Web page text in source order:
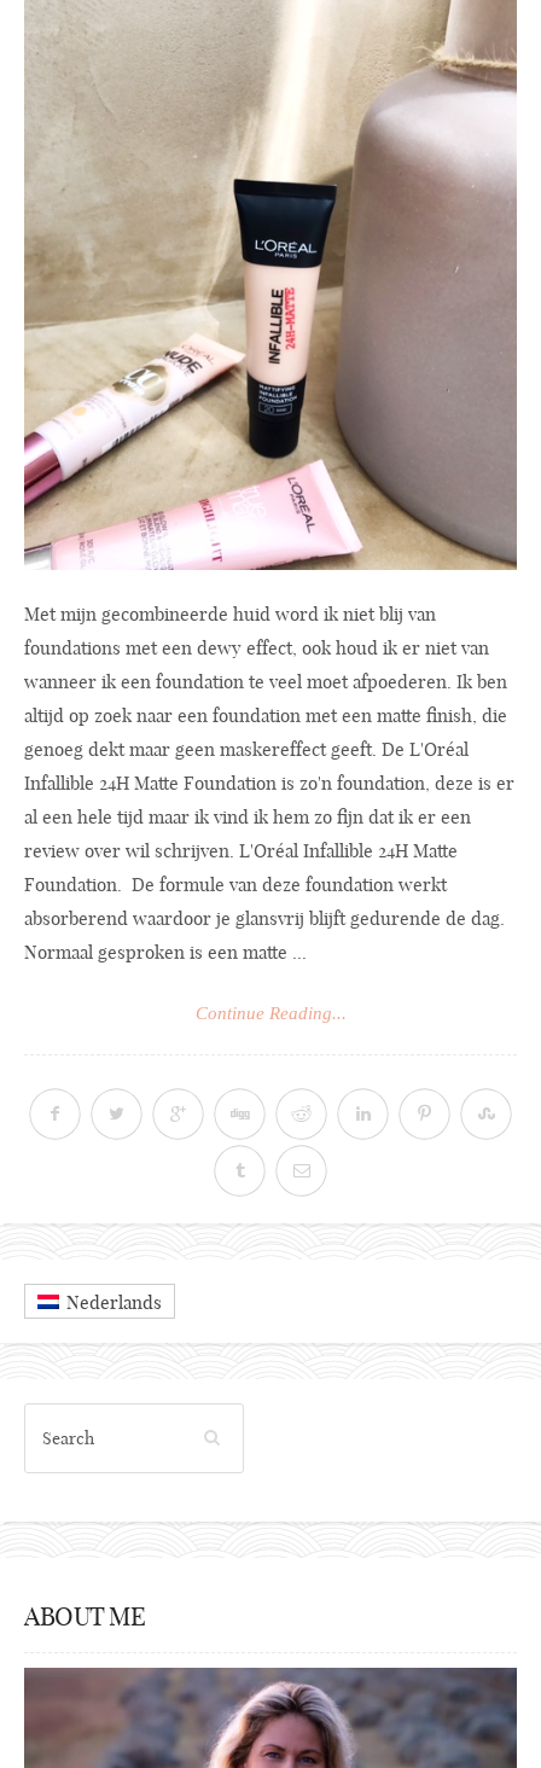
Met mijn gecombineerde huid word ik niet blij van
foundations met een dewy effect, ook houd ik er niet van
wanneer ik een foundation te veel moet afpoederen. Ik ben
altijd op zoek naar een foundation met een matte finish, die
genoeg dekt maar geen maskereffect geeft. De L'Oréal
Infallible 24H Matte Foundation is zo'n foundation, deze is er
al een hele tijd maar ik vind ik hem zo fijn dat ik er een
review over wil schrijven. L'Oréal Infallible 24H Matte
Foundation. De formule van deze foundation werkt
absorberend waardoor je glansvrij blijft gedurende de dag.
Normaal gesproken is een matte ...
Continue Reading...
Nederlands
ABOUT ME